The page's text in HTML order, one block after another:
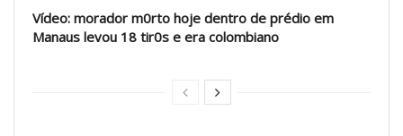
Vídeo: morador m0rto hoje dentro de prédio em
Manaus levou 18 tir0s e era colombiano